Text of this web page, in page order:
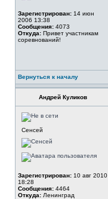
Зарегистрирован: 14 июн
2006 13:38
Сообщения: 4073
Откуда: Привет участникам
соревнований!
Вернуться к началу
Андрей Куликов
Сенсей
Зарегистрирован: 10 авг 2010
18:28
Сообщения: 4464
Откуда: Ленинград